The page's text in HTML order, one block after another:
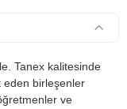
Tanex kalitesinde
eden birleşenler
ve